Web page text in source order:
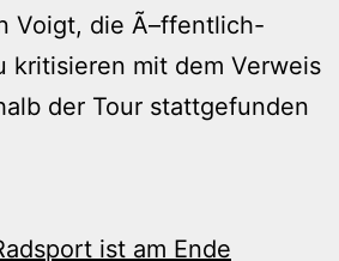
Voigt, die Ã–ffentlich-
kritisieren mit dem Verweis
der Tour stattgefunden
ist am Ende